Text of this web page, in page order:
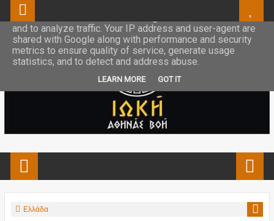
Ελλάδα
This site uses cookies from Google to deliver its services
and to analyze traffic. Your IP address and user-agent are
shared with Google along with performance and security
metrics to ensure quality of service, generate usage
statistics, and to detect and address abuse.
LEARN MORE GOT IT